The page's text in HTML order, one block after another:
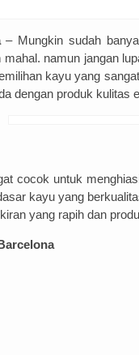
– Mungkin sudah
namun jangan
kayu yang
dengan produk
cocok untuk
kayu yang
yang rapih dan